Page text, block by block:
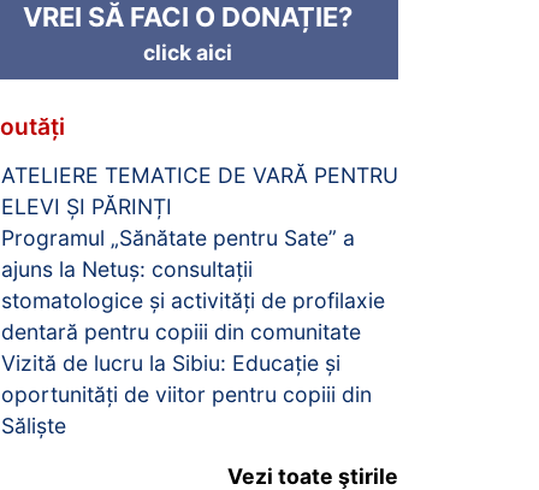
VREI SĂ FACI O DONAȚIE?
click aici
ATELIERE TEMATICE DE VARĂ PENTRU
ELEVI ȘI PĂRINȚI
Programul „Sănătate pentru Sate” a
ajuns la Netuș: consultații
stomatologice și activități de profilaxie
dentară pentru copiii din comunitate
Vizită de lucru la Sibiu: Educație și
oportunități de viitor pentru copiii din
Săliște
Vezi toate ştirile